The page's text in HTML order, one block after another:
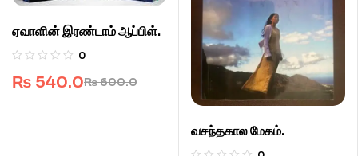
ஏவாளின் இரண்டாம் ஆப்பிள்.
0
₨600.0
₨ 540.0
வசந்தகால மேகம்.